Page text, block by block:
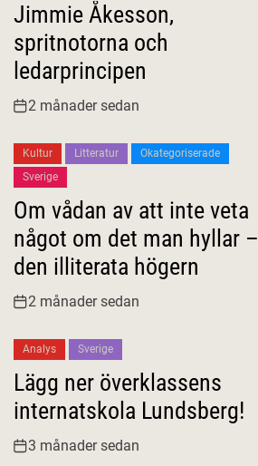
Jimmie Åkesson,
spritnotorna och
ledarprincipen
2 månader sedan
Kultur Litteratur
Okategoriserade
Sverige
Om vådan av att inte veta
något om det man hyllar –
den illiterata högern
2 månader sedan
Analys Sverige
Lägg ner överklassens
internatskola Lundsberg!
3 månader sedan